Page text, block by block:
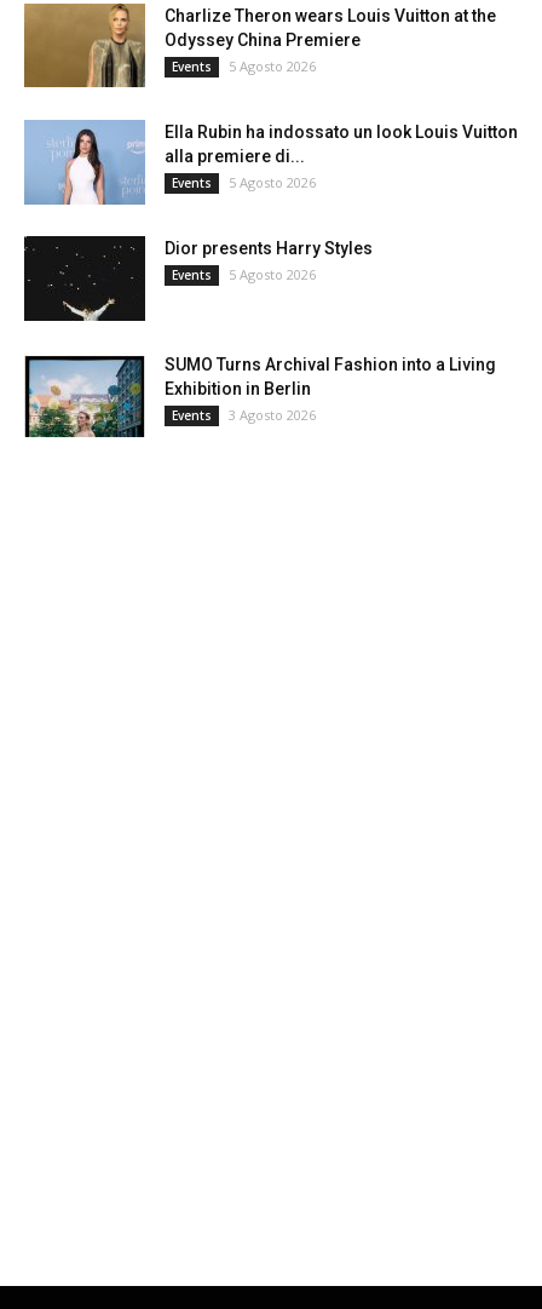
Charlize Theron wears Louis Vuitton at the
Odyssey China Premiere
Events 5 Agosto 2026
Ella Rubin ha indossato un look Louis Vuitton
alla premiere di...
Events 5 Agosto 2026
Dior presents Harry Styles
Events 5 Agosto 2026
SUMO Turns Archival Fashion into a Living
Exhibition in Berlin
Events 3 Agosto 2026